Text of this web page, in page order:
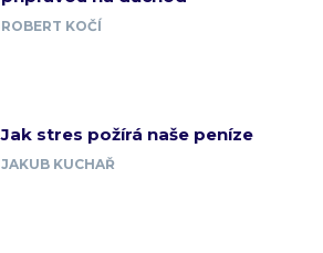
ROBERT KOČÍ
Jak stres požírá naše peníze
JAKUB KUCHAŘ